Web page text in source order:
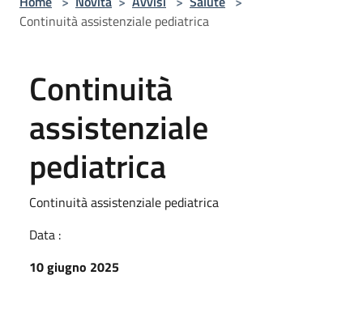
Continuità assistenziale pediatrica
Continuità
assistenziale
pediatrica
Continuità assistenziale pediatrica
Data :
10 giugno 2025